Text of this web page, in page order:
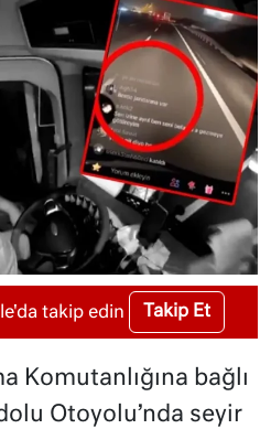
takip edin Takip Et
Komutanlığına bağlı
Otoyolu’nda seyir